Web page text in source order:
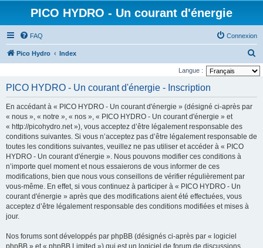
PICO HYDRO - Un courant d'énergie
FAQ Connexion
Pico Hydro Index
e
Langue :
PICO HYDRO - Un courant d'énergie - Inscription
En accédant à « PICO HYDRO - Un courant d'énergie » (désigné ci-après par
« nous », « notre », « nos », « PICO HYDRO - Un courant d'énergie » et
« http://picohydro.net »), vous acceptez d’être légalement responsable des
conditions suivantes. Si vous n’acceptez pas d’être légalement responsable de
toutes les conditions suivantes, veuillez ne pas utiliser et accéder à « PICO
HYDRO - Un courant d'énergie ». Nous pouvons modifier ces conditions à
n’importe quel moment et nous essaierons de vous informer de ces
modifications, bien que nous vous conseillons de vérifier régulièrement par
vous-même. En effet, si vous continuez à participer à « PICO HYDRO - Un
courant d'énergie » après que des modifications aient été effectuées, vous
acceptez d’être légalement responsable des conditions modifiées et mises à
jour.
Nos forums sont développés par phpBB (désignés ci-après par « logiciel
phpBB » et « phpBB Limited ») qui est un logiciel de forum de discussions